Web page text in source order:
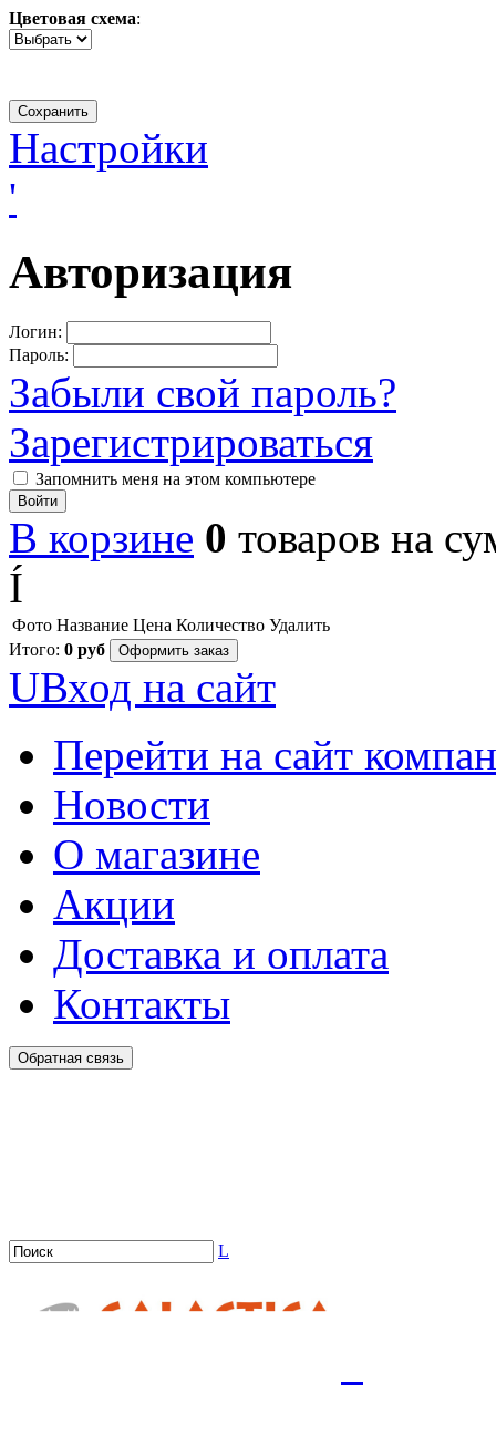
Цветовая схема:
Настройки
'
Авторизация
Логин:
Пароль:
Забыли свой пароль?
Зарегистрироваться
Запомнить меня на этом компьютере
Войти
В корзине 0 товаров на
Í
Фото Название Цена Количество Удалить
Итого: 0 руб Оформить заказ
UВход на сайт
Перейти на сайт
Новости
О магазине
Акции
Доставка и оплата
Контакты
Обратная связь
L